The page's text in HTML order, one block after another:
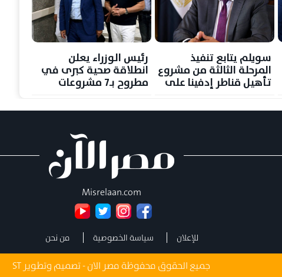
سويلم يتابع تنفيذ
المرحلة الثالثة من مشروع
تأهيل قناطر إدفينا على
رئيس الوزراء يعلن
انطلاقة صحية كبرى في
مطروح بـ7 مشروعات
Misrelaan.com
للإعلان سياسة الخصوصية من نحن
جميع الحقوق محفوظة مصر الان - تصميم وتطوير ST